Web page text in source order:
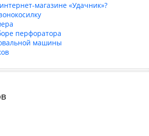
магазине «Удачник»?
перфоратора
машины